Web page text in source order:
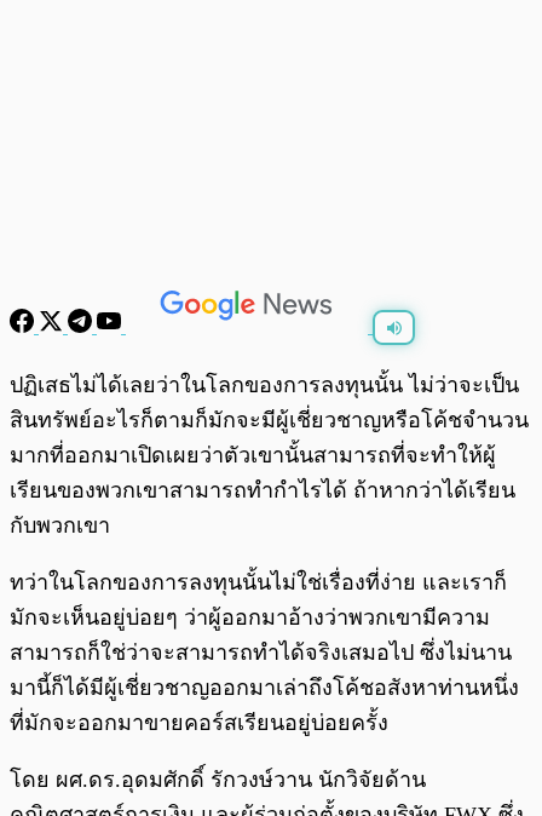
พร้อมเล่น 0:00 /
ปฏิเสธไม่ได้เลยว่าในโลกของการลงทุนนั้น ไม่ว่าจะเป็น
สินทรัพย์อะไรก็ตามก็มักจะมีผู้เชี่ยวชาญหรือโค้ชจำนวน
มากที่ออกมาเปิดเผยว่าตัวเขานั้นสามารถที่จะทำให้ผู้
เรียนของพวกเขาสามารถทำกำไรได้ ถ้าหากว่าได้เรียน
กับพวกเขา
ทว่าในโลกของการลงทุนนั้นไม่ใช่เรื่องที่ง่าย และเราก็
มักจะเห็นอยู่บ่อยๆ ว่าผู้ออกมาอ้างว่าพวกเขามีความ
สามารถก็ใช่ว่าจะสามารถทำได้จริงเสมอไป ซึ่งไม่นาน
มานี้ก็ได้มีผู้เชี่ยวชาญออกมาเล่าถึงโค้ชอสังหาท่านหนึ่ง
ที่มักจะออกมาขายคอร์สเรียนอยู่บ่อยครั้ง
โดย ผศ.ดร.อุดมศักดิ์ รักวงษ์วาน นักวิจัยด้าน